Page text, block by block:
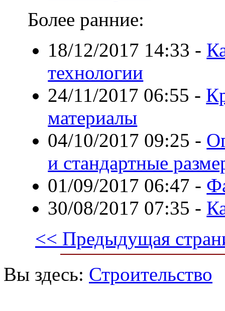
Более ранние:
18/12/2017 14:33 -
технологии
24/11/2017 06:55 -
материалы
04/10/2017 09:25 -
и стандартные
01/09/2017 06:47 -
30/08/2017 07:35 -
<< Предыдущая
Вы здесь: Строительство